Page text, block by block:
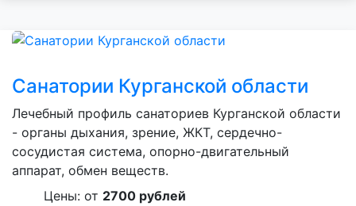
Санатории Курганской области
Лечебный профиль санаториев Курганской области
- органы дыхания, зрение, ЖКТ, сердечно-
сосудистая система, опорно-двигательный
аппарат, обмен веществ.
Цены: от 2700 рублей